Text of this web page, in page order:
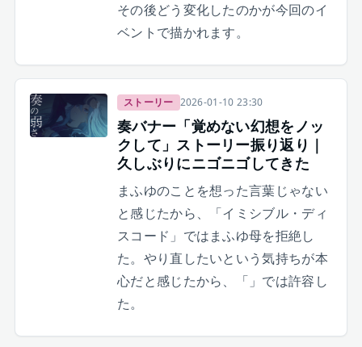
その後どう変化したのかが今回のイ
ベントで描かれます。
ストーリー 2026-01-10 23:30
奏バナー「覚めない幻想をノッ
クして」ストーリー振り返り｜
久しぶりにニゴニゴしてきた
まふゆのことを想った言葉じゃない
と感じたから、「イミシブル・ディ
スコード」ではまふゆ母を拒絶し
た。やり直したいという気持ちが本
心だと感じたから、「」では許容し
た。